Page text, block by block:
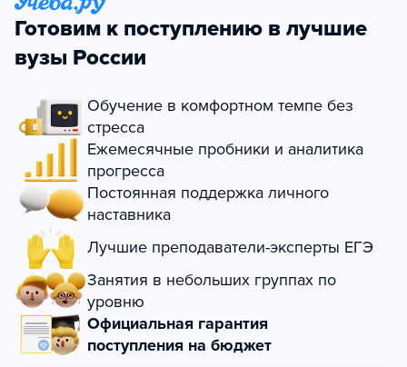
Готовим к поступлению в лучшие
вузы России
Обучение в комфортном темпе без
стресса
Ежемесячные пробники и аналитика
прогресса
Постоянная поддержка личного
наставника
Лучшие преподаватели-эксперты ЕГЭ
Занятия в небольших группах по
уровню
Официальная гарантия
поступления на бюджет